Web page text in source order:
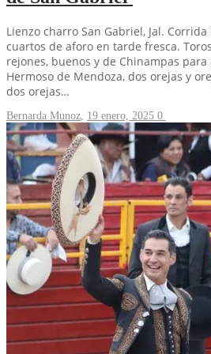
Lienzo charro San Gabriel, Jal.
cuartos de aforo en tarde fresca.
rejones, buenos y de Chinampas
Hermoso de Mendoza, dos orejas y
dos orejas…
Bernarda Munoz, 19 enero, 2025 0